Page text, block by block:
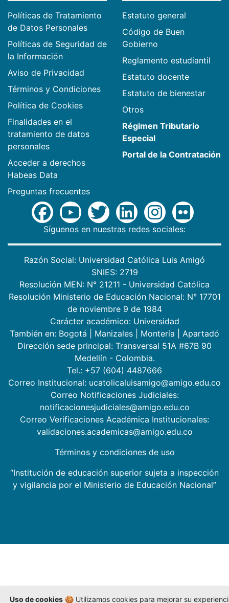
Políticas de Tratamiento
de Datos Personales
Políticas de Seguridad de
la Información
Aviso de Privacidad
Términos y Condiciones
Política de Cookies
Finalidades en el
tratamiento de datos
personales
Acceder a derechos
Habeas Data
Preguntas frecuentes
Estatuto general
Código de Buen
Gobierno
Reglamento estudiantil
Estatuto docente
Estatuto de bienestar
Otros
Régimen Tributario
Especial
Portal de la Contratación
Síguenos en nuestras redes sociales:
Razón Social: Universidad Católica Luis Amigó
SNIES: 2719
Resolución MEN: N° 21211 - Universidad Católica
Resolución Ministerio de Educación Nacional: N° 17701
de noviembre 9 de 1984
Carácter académico: Universidad
También en: Bogotá Manizales Montería
Apartadó
Dirección sede principal: Transversal 51A #67B 90
Medellín - Colombia.
Tel.: +57 (604) 4487666
Correo Institucional: ucatolicaluisamigo@amigo.edu.co
Correo Notificaciones Judiciales:
notificacionesjudiciales@amigo.edu.co
Correo Verificaciones Académica Institucionales:
validaciones.academicas@amigo.edu.co
Términos y condiciones de uso
“Institución de educación superior sujeta a inspección
y vigilancia por el Ministerio de Educación Nacional”
Uso de cookies 🍪 Utilizamos cookies para mejorar su